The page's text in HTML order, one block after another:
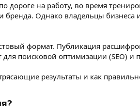
дороге на работу, во время
Однако владельцы бизнеса
формат. Публикация
поисковой оптимизации (SEO) и
результаты и как